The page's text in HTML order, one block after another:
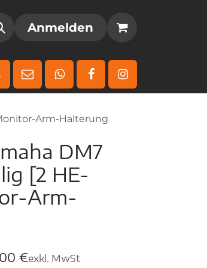
Anmelden
Arm-Halterung
DM7
[2 HE-
Arm-
€exkl. MwSt